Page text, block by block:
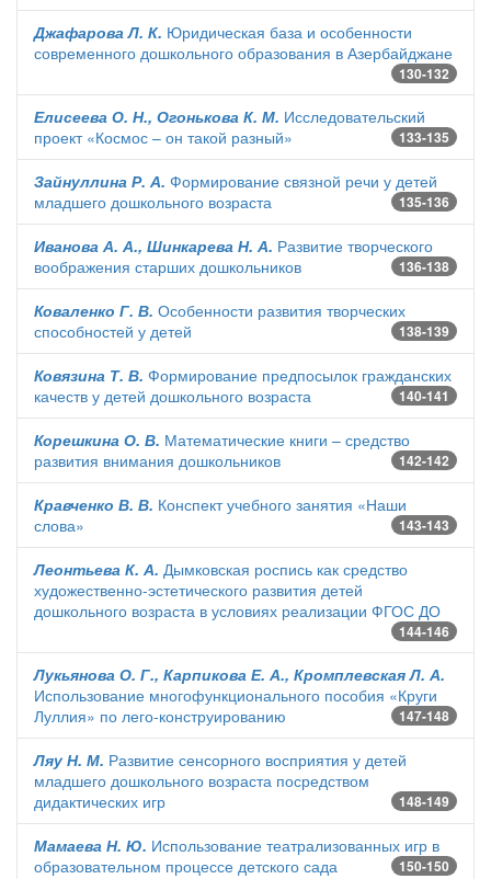
Джафарова Л. К. Юридическая база и особенности
современного дошкольного образования в Азербайджане
130-132
Елисеева О. Н., Огонькова К. М. Исследовательский
проект «Космос – он такой разный»
133-135
Зайнуллина Р. А. Формирование связной речи у детей
младшего дошкольного возраста
135-136
Иванова А. А., Шинкарева Н. А. Развитие творческого
воображения старших дошкольников
136-138
Коваленко Г. В. Особенности развития творческих
способностей у детей
138-139
Ковязина Т. В. Формирование предпосылок гражданских
качеств у детей дошкольного возраста
140-141
Корешкина О. В. Математические книги – средство
развития внимания дошкольников
142-142
Кравченко В. В. Конспект учебного занятия «Наши
слова»
143-143
Леонтьева К. А. Дымковская роспись как средство
художественно-эстетического развития детей
дошкольного возраста в условиях реализации ФГОС ДО
144-146
Лукьянова О. Г., Карпикова Е. А., Кромплевская Л. А.
Использование многофункционального пособия «Круги
Луллия» по лего-конструированию
147-148
Ляу Н. М. Развитие сенсорного восприятия у детей
младшего дошкольного возраста посредством
дидактических игр
148-149
Мамаева Н. Ю. Использование театрализованных игр в
образовательном процессе детского сада
150-150